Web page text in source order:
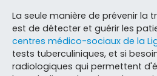
La seule manière de prévenir la
est de détecter et guérir les
centres médico-sociaux de la
tests tuberculiniques, et si
radiologiques qui permettent